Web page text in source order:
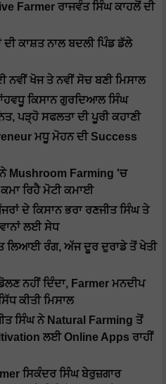
Farmer ਰਾਜਵੰਤ ਸਿੰਘ ਕਾਹਲੋਂ ਦੀ
ਦੀ ਕਾਸ਼ਤ ਨਾਲ ਬਦਲੀ ਪਿੰਡ ਡੱਲੇ
ਨਵੀਂ ਖੋਜ ਤੇ ਨਵੀਂ ਸੋਚ ਬਣੀ ਮਿਸਾਲ
ਕਿਸਾਨ ਗੁਰਦਿਆਲ ਸਿੰਘ
ਪੜ੍ਹੋ ਸਫਲਤਾ ਦੀ ਪੂਰੀ ਕਹਾਣੀ
ਮਧੂ ਮੋਹਨ ਦੀ Success
Mushroom Farming 'ਚ
ਰਿਹੈ ਮੋਟੀ ਕਮਾਈ
ਦੇ ਕਿਸਾਨ ਭਰਾ ਰਣਜੀਤ ਸਿੰਘ ਤੇ
ਲਈ ਸੇਧ
ਲਿਆਈ ਰੰਗ, ਅੱਜ ਦੂਰ ਦੁਰਾਡੇ ਤੋਂ ਖੇਤੀ
ਨਹੀਂ ਦਿੰਦਾ, Farmer ਮਨਦੀਪ
ਕੀਤੀ ਮਿਸਾਲ
ਸਿੰਘ ਨੇ Natural Farming ਤੋਂ
ਲਈ Online Apps ਰਾਹੀਂ
ਸਿਕੰਦਰ ਸਿੰਘ ਬੇਰੁਜ਼ਗਾਰ